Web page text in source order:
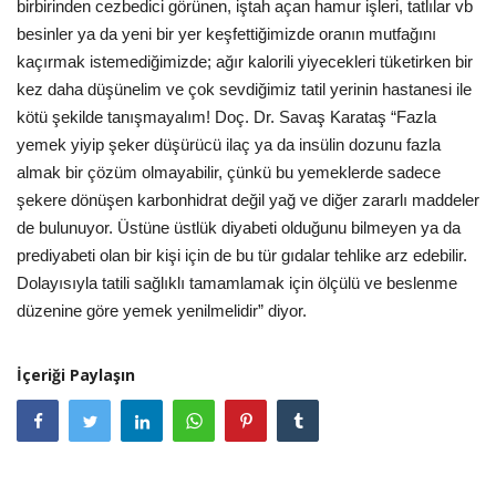
birbirinden cezbedici görünen, iştah açan hamur işleri, tatlılar vb
besinler ya da yeni bir yer keşfettiğimizde oranın mutfağını
kaçırmak istemediğimizde; ağır kalorili yiyecekleri tüketirken bir
kez daha düşünelim ve çok sevdiğimiz tatil yerinin hastanesi ile
kötü şekilde tanışmayalım! Doç. Dr. Savaş Karataş “Fazla
yemek yiyip şeker düşürücü ilaç ya da insülin dozunu fazla
almak bir çözüm olmayabilir, çünkü bu yemeklerde sadece
şekere dönüşen karbonhidrat değil yağ ve diğer zararlı maddeler
de bulunuyor. Üstüne üstlük diyabeti olduğunu bilmeyen ya da
prediyabeti olan bir kişi için de bu tür gıdalar tehlike arz edebilir.
Dolayısıyla tatili sağlıklı tamamlamak için ölçülü ve beslenme
düzenine göre yemek yenilmelidir” diyor.
İçeriği Paylaşın